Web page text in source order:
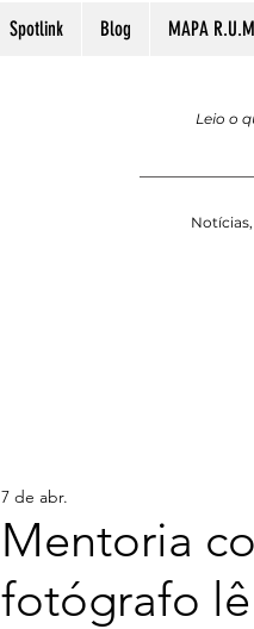
Spotlink Blog MAPA
Leio o
Mentoria
fotógrafo
7 de abr.